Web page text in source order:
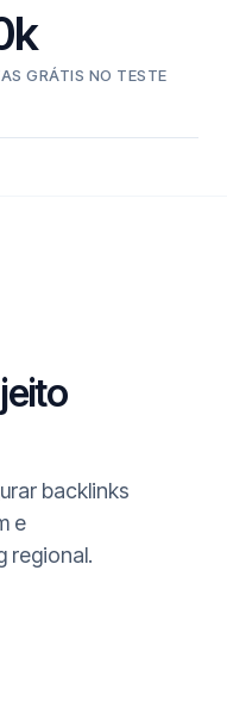
GRÁTIS NO TESTE
backlinks
e
regional.